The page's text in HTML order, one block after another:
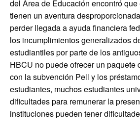
del Área de Educación encontró
tienen un aventura
perder llegada a ayuda financiera
los incumplimientos generalizados
estudiantiles por parte de los
HBCU no puede ofrecer un paquete
con la subvención Pell y los
estudiantes, muchos estudiantes
dificultades para remunerar la
instituciones pueden tener